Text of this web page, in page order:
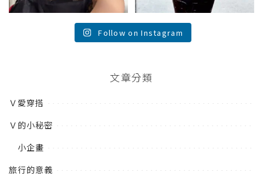
Follow on Instagram
文章分類
Ｖ愛穿搭
Ｖ的小秘密
小企畫
旅行的意義